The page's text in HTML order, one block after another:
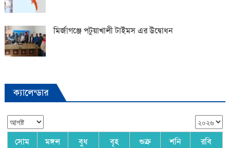
মির্জাগঞ্জে পটুয়াখালী টাইমস এর উদ্বোধন
ক্যালেন্ডার
সোম মঙ্গল বুধ বৃহ শুক্র শনি রবি